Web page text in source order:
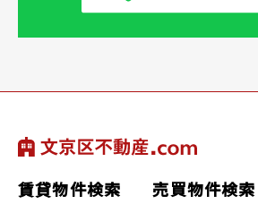
賃貸物件検索
売買物件検索